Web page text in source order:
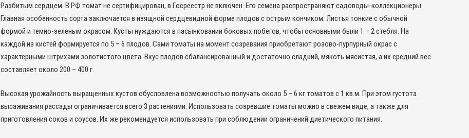
Разбитым сердцем. В РФ томат не сертифицирован, в Госреестр не включен. Его семена распространяют садоводы-коллекционеры.
Главная особенность сорта заключается в изящной сердцевидной форме плодов с острым кончиком. Листья тонкие с обычной
формой и темно-зеленым окрасом. Кусты нуждаются в пасынковании боковых побегов, чтобы основными были 1 – 2 стебля. На
каждой из кистей формируется по 5 – 6 плодов. Сами томаты на момент созревания приобретают розово-пурпурный окрас с
характерными штрихами золотистого цвета. Вкус плодов сбалансированный и достаточно сладкий, мякоть мясистая, а их средний вес
составляет около 200 – 400 г.
Высокая урожайность выращенных кустов обусловлена возможностью получать около 5 – 6 кг томатов с 1 кв.м. При этом густота
высаживания рассады ограничивается всего 3 растениями. Использовать созревшие томаты можно в свежем виде, а также для
приготовления соков и соусов. Их же рекомендуется использовать при соблюдении ограничений диетического питания.